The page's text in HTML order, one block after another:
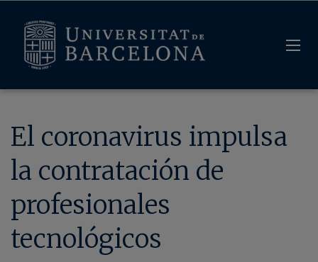
El coronavirus impulsa
la contratación de
profesionales
tecnológicos